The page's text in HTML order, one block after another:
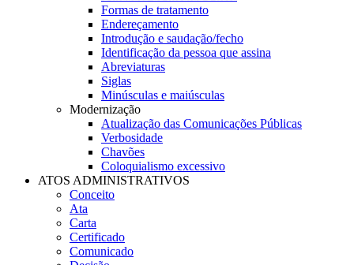
Formas de tratamento
Endereçamento
Introdução e saudação/fecho
Identificação da pessoa que assina
Abreviaturas
Siglas
Minúsculas e maiúsculas
Modernização
Atualização das Comunicações Públicas
Verbosidade
Chavões
Coloquialismo excessivo
ATOS ADMINISTRATIVOS
Conceito
Ata
Carta
Certificado
Comunicado